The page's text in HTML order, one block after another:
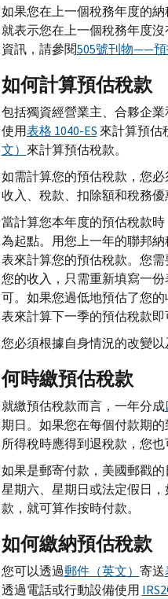
如果您在上一個稅務年度的
就表示您在上一個稅務年度
資訊，請參閱505號刊物——預
如何計算預估稅款
包括獨資經營業主、合夥企
使用表格 1040-ES 來計算預估
文） 來計算預估稅款。
如需計算您的預估稅款，您
收入、稅款、扣除額和稅務優
當計算您本年度的預估稅款
為起點。用您上一年的聯邦
表來計算您的預估稅款。您
您的收入，只需重新填寫一份
可。如果您過低地預估了您
表來計算下一季的預估稅款即
您必須根據自身情況的改變以
何時繳預估稅款
就繳預估稅款而言，一年分成
期日。如果您在每個付款期
所得稅時應得到退稅款，您也
如果是郵寄付款，美國郵戳
星期六、星期日或法定假日
款，就可算作按時付款。
如何繳納預估稅款
您可以透過郵件（英文） 寄送
透過電話或行動設備使用 IRS2